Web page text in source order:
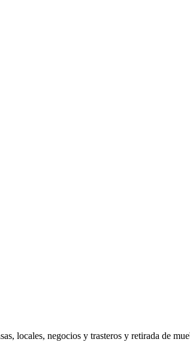
locales, negocios y trasteros y retirada de